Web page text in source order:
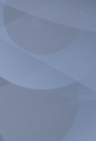
Salta al contenido principal